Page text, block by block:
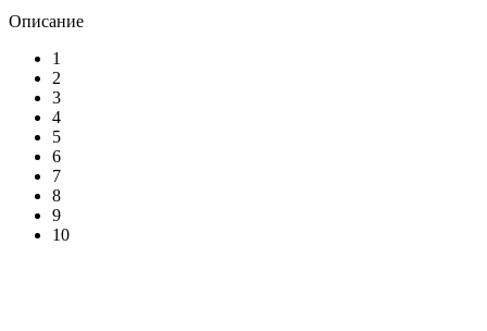
Описание
1
2
3
4
5
6
7
8
9
10